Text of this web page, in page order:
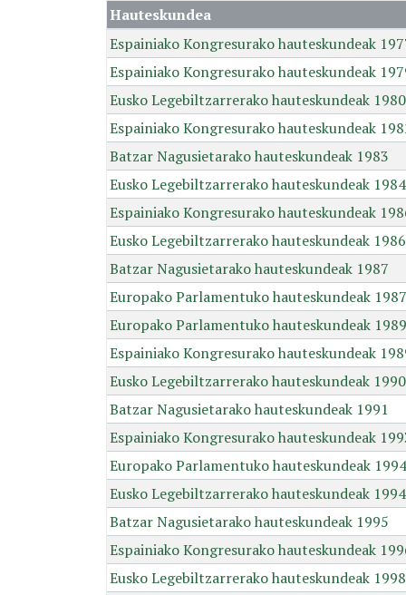
Hauteskundea
Espainiako Kongresurako hauteskundeak
Espainiako Kongresurako hauteskundeak
Eusko Legebiltzarrerako hauteskundeak 1980
Espainiako Kongresurako hauteskundeak
Batzar Nagusietarako hauteskundeak 1983
Eusko Legebiltzarrerako hauteskundeak 1984
Espainiako Kongresurako hauteskundeak
Eusko Legebiltzarrerako hauteskundeak 1986
Batzar Nagusietarako hauteskundeak 1987
Europako Parlamentuko hauteskundeak 1987
Europako Parlamentuko hauteskundeak 1989
Espainiako Kongresurako hauteskundeak
Eusko Legebiltzarrerako hauteskundeak 1990
Batzar Nagusietarako hauteskundeak 1991
Espainiako Kongresurako hauteskundeak
Europako Parlamentuko hauteskundeak 1994
Eusko Legebiltzarrerako hauteskundeak 1994
Batzar Nagusietarako hauteskundeak 1995
Espainiako Kongresurako hauteskundeak
Eusko Legebiltzarrerako hauteskundeak 1998